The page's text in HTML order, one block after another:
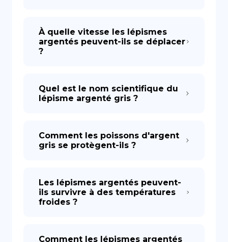
À quelle vitesse les lépismes
argentés peuvent-ils se déplacer
?
Quel est le nom scientifique du
lépisme argenté gris ?
Comment les poissons d'argent
gris se protègent-ils ?
Les lépismes argentés peuvent-
ils survivre à des températures
froides ?
Comment les lépismes argentés